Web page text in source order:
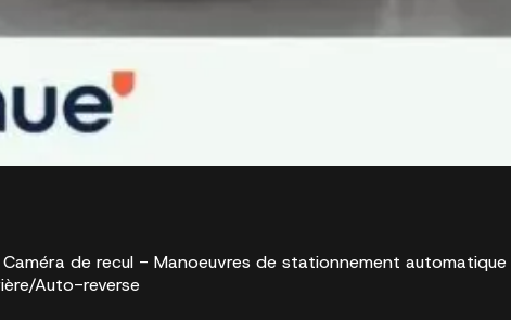
de recul - Manoeuvres de stationnement
Auto-reverse